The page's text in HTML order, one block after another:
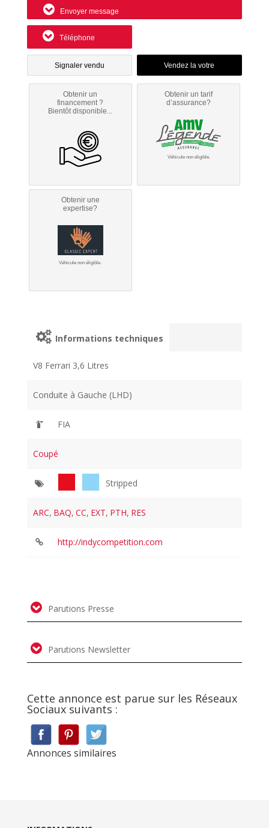
Envoyer message
Téléphone
Signaler vendu
Obtenir un
financement ?
Bientôt disponible...
Obtenir un tarif
d’assurance?
Véhicule non éligible.
Obtenir une
expertise?
Véhicule non éligible.
Informations techniques
V8 Ferrari 3,6 Litres
Conduite à Gauche (LHD)
FIA
Coupé
Stripped
ARC, BAQ, CC, EXT, PTH, RES
http://indycompetition.com
Parutions Presse
Parutions Newsletter
Cette annonce est parue sur les Réseaux
Sociaux suivants :
Annonces similaires